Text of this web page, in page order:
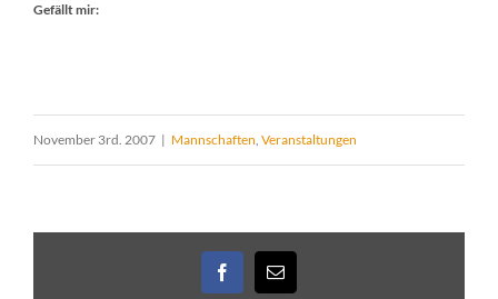
Gefällt mir:
November 3rd. 2007 | Mannschaften, Veranstaltungen
Facebook
E-
Mail